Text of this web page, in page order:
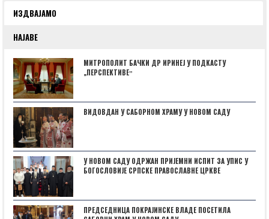
ИЗДВАЈАМО
НАЈАВЕ
МИТРОПОЛИТ БАЧКИ ДР ИРИНЕЈ У ПОДКАСТУ
„ПЕРСПЕКТИВЕˮ
ВИДОВДАН У САБОРНОМ ХРАМУ У НОВОМ САДУ
У НОВОМ САДУ ОДРЖАН ПРИЈЕМНИ ИСПИТ ЗА УПИС У
БОГОСЛОВИЈЕ СРПСКЕ ПРАВОСЛАВНЕ ЦРКВЕ
ПРЕДСЕДНИЦА ПОКРАЈИНСКЕ ВЛАДЕ ПОСЕТИЛА